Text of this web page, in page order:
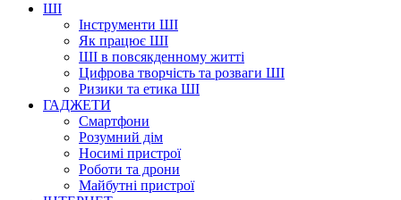
ШІ
Інструменти ШІ
Як працює ШІ
ШІ в повсякденному житті
Цифрова творчість та розваги ШІ
Ризики та етика ШІ
ГАДЖЕТИ
Смартфони
Розумний дім
Носимі пристрої
Роботи та дрони
Майбутні пристрої